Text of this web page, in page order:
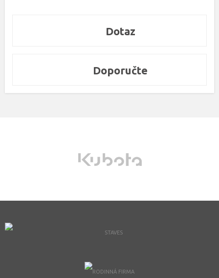
Dotaz
Doporučte